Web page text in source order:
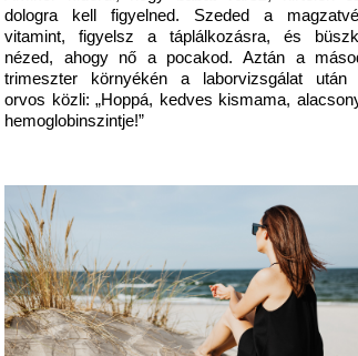
dologra kell figyelned. Szeded a
vitamint, figyelsz a táplálkozásra, és
nézed, ahogy nő a pocakod. Aztán a
trimeszter környékén a laborvizsgálat után
orvos közli: „Hoppá, kedves kismama,
hemoglobinszintje!”